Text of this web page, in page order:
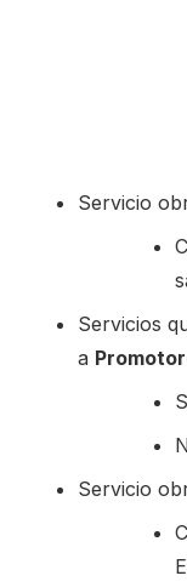
Servicio
Servicios
a
Servicio